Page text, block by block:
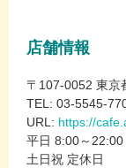
店舗情報
〒107-0052 東京
TEL: 03-5545-
URL: https://
平日 8:00～22:00
土日祝 定休日